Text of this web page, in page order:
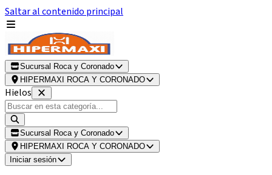
Saltar al contenido principal
Sucursal Roca y Coronado
HIPERMAXI ROCA Y CORONADO
Hielos
Sucursal Roca y Coronado
HIPERMAXI ROCA Y CORONADO
Iniciar sesión